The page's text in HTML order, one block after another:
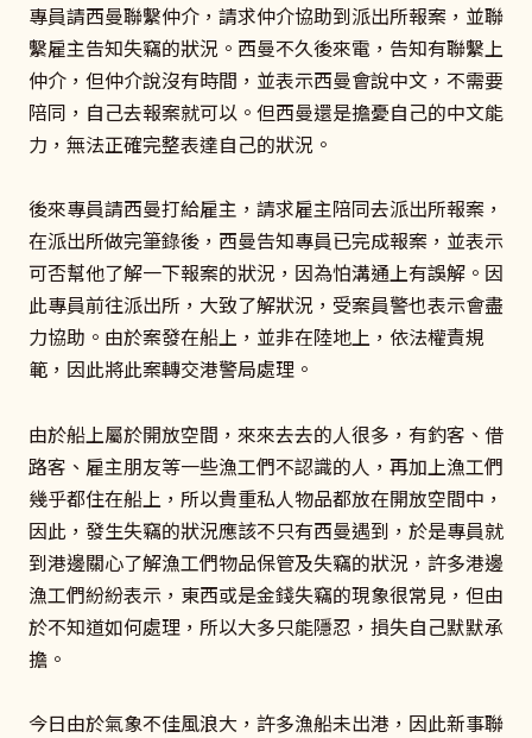
專員請西曼聯繫仲介，請求仲介協助到派出所報案，並聯
繫雇主告知失竊的狀況。西曼不久後來電，告知有聯繫上
仲介，但仲介說沒有時間，並表示西曼會說中文，不需要
陪同，自己去報案就可以。但西曼還是擔憂自己的中文能
力，無法正確完整表達自己的狀況。
後來專員請西曼打給雇主，請求雇主陪同去派出所報案，
在派出所做完筆錄後，西曼告知專員已完成報案，並表示
可否幫他了解一下報案的狀況，因為怕溝通上有誤解。因
此專員前往派出所，大致了解狀況，受案員警也表示會盡
力協助。由於案發在船上，並非在陸地上，依法權責規
範，因此將此案轉交港警局處理。
由於船上屬於開放空間，來來去去的人很多，有釣客、借
路客、雇主朋友等一些漁工們不認識的人，再加上漁工們
幾乎都住在船上，所以貴重私人物品都放在開放空間中，
因此，發生失竊的狀況應該不只有西曼遇到，於是專員就
到港邊關心了解漁工們物品保管及失竊的狀況，許多港邊
漁工們紛紛表示，東西或是金錢失竊的現象很常見，但由
於不知道如何處理，所以大多只能隱忍，損失自己默默承
擔。
今日由於氣象不佳風浪大，許多漁船未出港，因此新事聯